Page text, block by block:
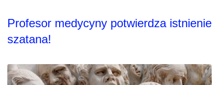
Profesor medycyny potwierdza istnienie
szatana!